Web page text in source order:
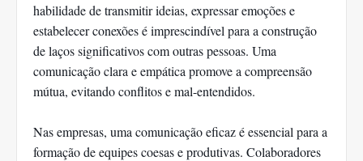
habilidade de transmitir ideias, expressar emoções e
estabelecer conexões é imprescindível para a construção
de laços significativos com outras pessoas. Uma
comunicação clara e empática promove a compreensão
mútua, evitando conflitos e mal-entendidos.
Nas empresas, uma comunicação eficaz é essencial para a
formação de equipes coesas e produtivas. Colaboradores